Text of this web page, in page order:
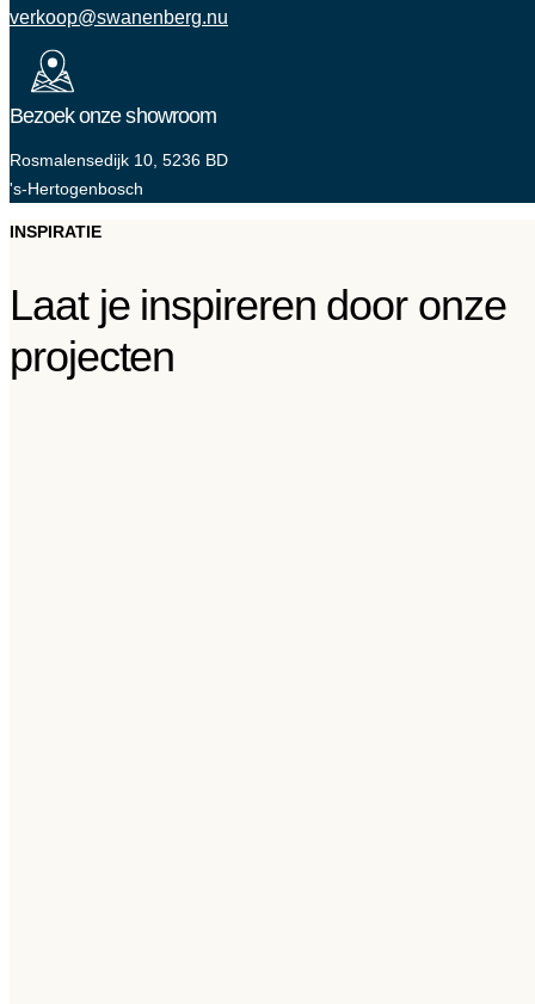
verkoop@swanenberg.nu
Bezoek onze showroom
Rosmalensedijk 10, 5236 BD
's-Hertogenbosch
INSPIRATIE
Laat je inspireren door onze
projecten